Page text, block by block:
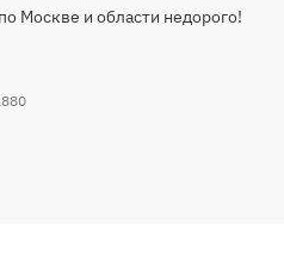
Москве и области недорого!